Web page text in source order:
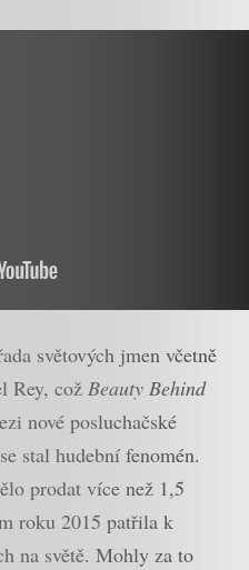
světových jmen včetně
Rey, což Beauty Behind
nové posluchačské
stal hudební fenomén.
prodat více než 1,5
roku 2015 patřila k
na světě. Mohly za to